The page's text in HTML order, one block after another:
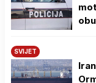
SVIJET